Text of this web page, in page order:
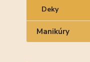
Deky
Manikúry